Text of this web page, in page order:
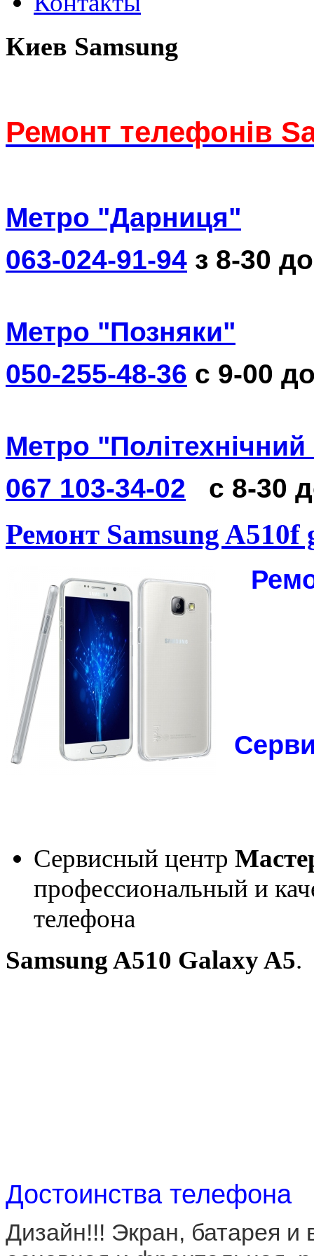
Киев Samsung
Ремонт телефонів
Метро "Дарниця"
063-024-91-94 з 8-30
Метро "Позняки"
050-255-48-36 с 9-00
Метро "Політехнічний
067 103-34-02
с 8-30
Ремонт Samsung A510f
Сервисный центр
профессиональный и
телефона
Samsung A510 Galaxy A5.
Достоинства телефона
Дизайн!!! Экран, батарея и